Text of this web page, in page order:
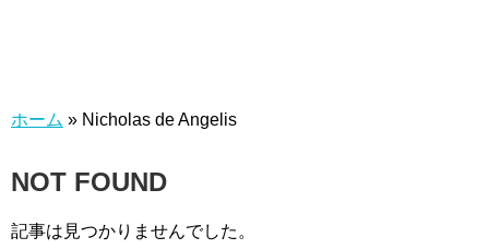
ホーム » Nicholas de Angelis
NOT FOUND
記事は見つかりませんでした。